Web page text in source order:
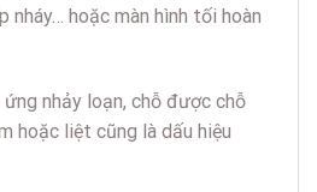
nháy… hoặc màn hình tối hoàn
nhảy loạn, chỗ được chỗ
hoặc liệt cũng là dấu hiệu